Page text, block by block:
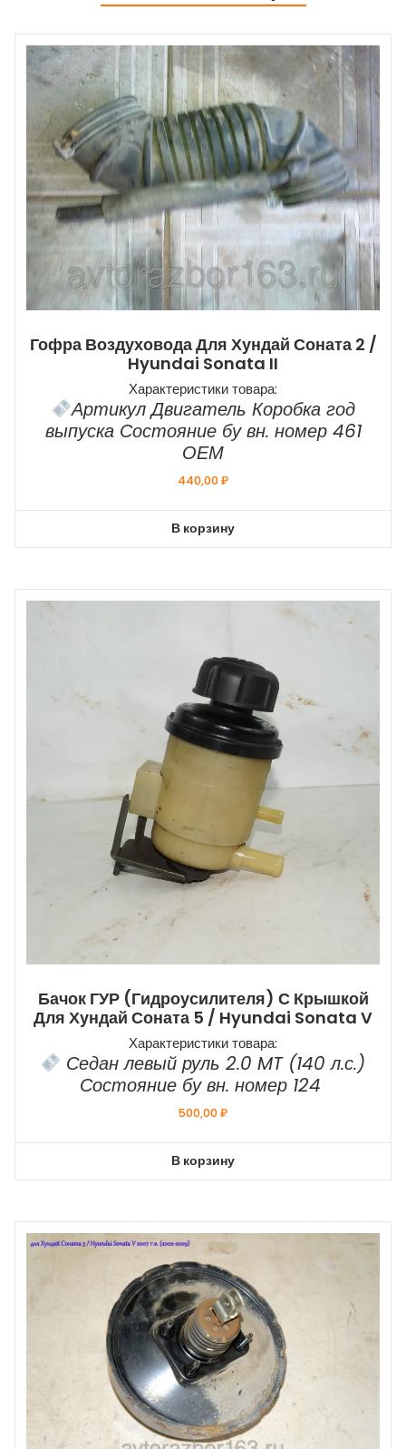
Гофра Воздуховода Для Хундай Соната 2 /
Hyundai Sonata II
Характеристики товара:
Артикул Двигатель Коробка год
выпуска Состояние бу вн. номер 461
ОЕМ
440,00₽
В корзину
Бачок ГУР (гидроусилителя) С Крышкой
Для Хундай Соната 5 / Hyundai Sonata V
Характеристики товара:
Седан левый руль 2.0 MT (140 л.с.)
Состояние бу вн. номер 124
500,00₽
В корзину